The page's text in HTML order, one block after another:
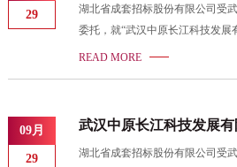
29
湖北省成套招标股份有限公司受
委托，就“武汉中原长江科技发展
项目”采用公开招标方式进行招标
HBCZ-20030688-201511 项目名称：武汉中原长江科技发展有限公
司32700化成分容系统采购项目 二、公示时段 公示时段：2020年9
月30日至2020年10月
READ MORE
09月
29
武汉中原长江科技发展有
湖北省成套招标股份有限公司受